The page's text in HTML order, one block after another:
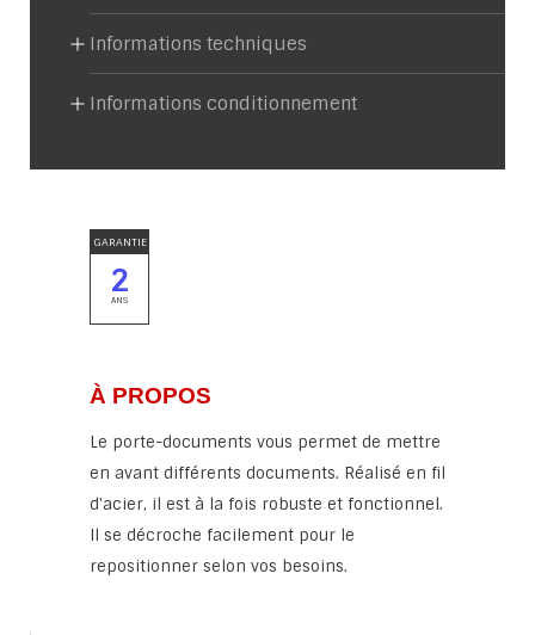
Informations techniques
Informations conditionnement
GARANTIE
2
ANS
À PROPOS
Le porte-documents vous permet de mettre
en avant différents documents. Réalisé en fil
d'acier, il est à la fois robuste et fonctionnel.
Il se décroche facilement pour le
repositionner selon vos besoins.